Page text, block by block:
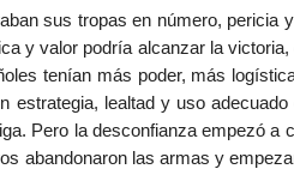
sus tropas en número, pericia
y valor podría alcanzar la victoria,
tenían más poder, más
estrategia, lealtad y uso
Pero la desconfianza empezó a
abandonaron las armas y